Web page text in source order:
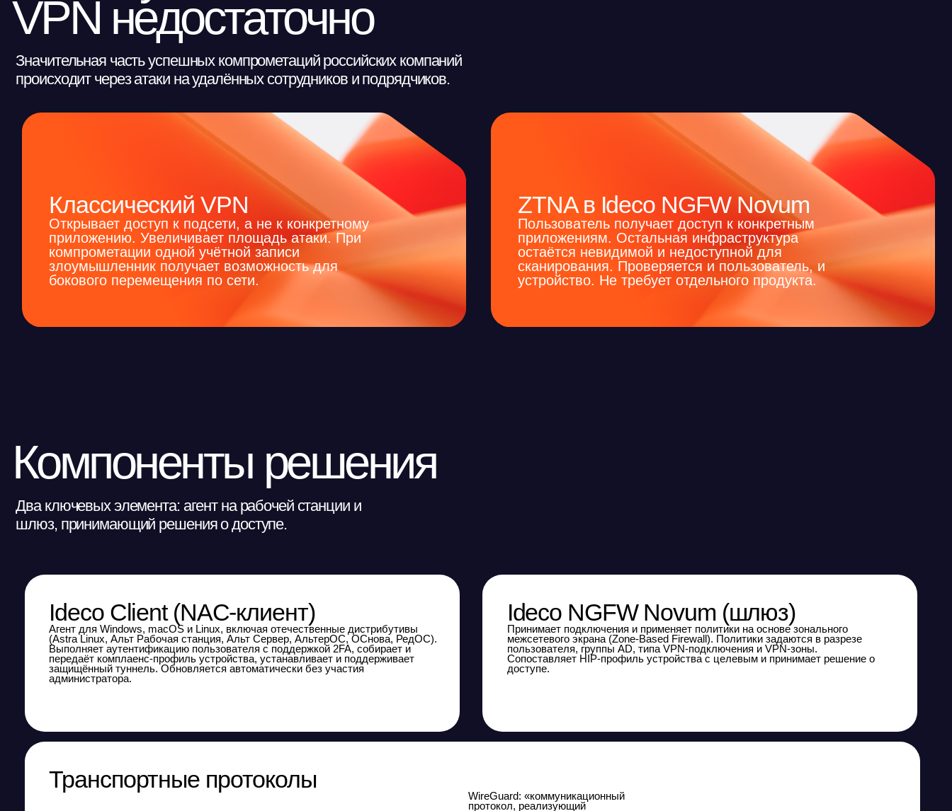
Пользователь получает доступ к конкретным
приложениям. Остальная инфраструктура
остаётся невидимой и недоступной для
сканирования. Проверяется и пользователь, и
устройство. Не требует отдельного продукта.
Открывает доступ к подсети, а не к конкретному
приложению. Увеличивает площадь атаки. При
компрометации одной учётной записи
злоумышленник получает возможность для
Компоненты решения
Ideco Client (NAC-клиент)
Агент для Windows, macOS и Linux, включая отечественные дистрибутивы
(Astra Linux, Альт Рабочая станция, Альт Сервер, АльтерОС, ОСнова, РедОС).
Выполняет аутентификацию пользователя с поддержкой 2FA, собирает и
передаёт комплаенс-профиль устройства, устанавливает и поддерживает
защищённый туннель. Обновляется автоматически без участия
администратора.
Транспортные протоколы
Через Ideco Client
WireGuard: «коммуникационный
протокол, реализующий
зашифрованные виртуальные частные
сети (VPN)». TCP / SSL VPN:
«современный протокол транспортного
уровня безопасности TLS (Transport
ZTNA встроен в Ideco NGFW Novum и входит в базовую поставку. Не требует
отдельного шлюза, облачного сервиса или сторонних продуктов. Управление
осуществляется через единый интерфейс вместе со всеми политиками безопасности.